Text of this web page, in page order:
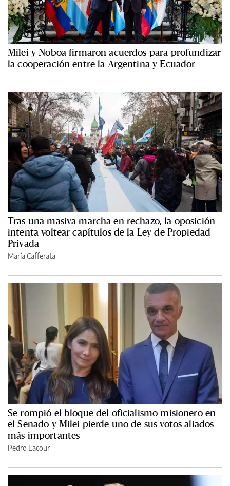
Milei y Noboa firmaron acuerdos para profundizar
la cooperación entre la Argentina y Ecuador
Tras una masiva marcha en rechazo, la oposición
intenta voltear capítulos de la Ley de Propiedad
Privada
María Cafferata
Se rompió el bloque del oficialismo misionero en
el Senado y Milei pierde uno de sus votos aliados
más importantes
Pedro Lacour